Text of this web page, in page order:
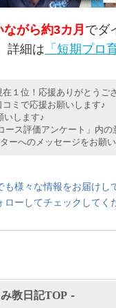
がら約3カ月 でダ
詳細は 「短期プロ
１位！応援ありがとうご
ミで応援お願いします♪
いします♪
ス評価アンケート」内の
ーへのメッセージをお願
も様々な情報をお届けし
ローしてチェックしてく
教日記TOP -